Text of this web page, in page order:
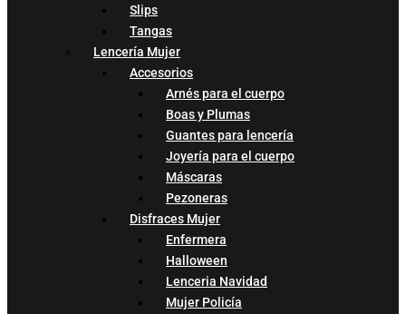
Slips
Tangas
Lencería Mujer
Accesorios
Arnés para el cuerpo
Boas y Plumas
Guantes para lencería
Joyería para el cuerpo
Máscaras
Pezoneras
Disfraces Mujer
Enfermera
Halloween
Lenceria Navidad
Mujer Policía